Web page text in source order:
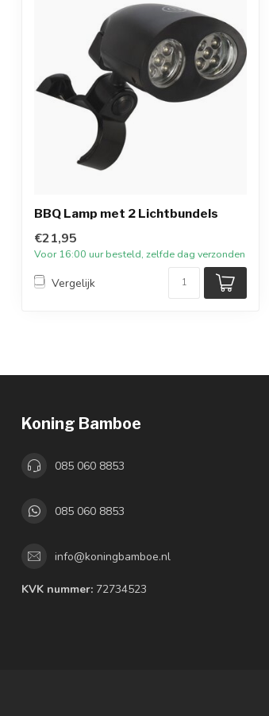
BBQ Lamp met 2 Lichtbundels
€21,95
Voor 16:00 uur besteld, zelfde dag verzonden
Vergelijk
Koning Bamboe
085 060 8853
085 060 8853
info@koningbamboe.nl
KVK nummer: 72734523